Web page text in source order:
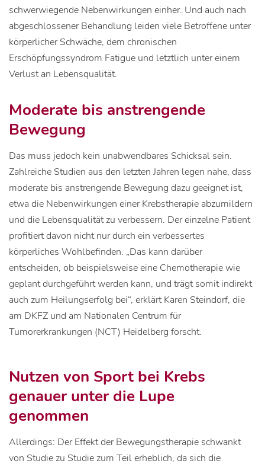
schwerwiegende Nebenwirkungen einher. Und auch nach
abgeschlossener Behandlung leiden viele Betroffene unter
körperlicher Schwäche, dem chronischen
Erschöpfungssyndrom Fatigue und letztlich unter einem
Verlust an Lebensqualität.
Moderate bis anstrengende
Bewegung
Das muss jedoch kein unabwendbares Schicksal sein.
Zahlreiche Studien aus den letzten Jahren legen nahe, dass
moderate bis anstrengende Bewegung dazu geeignet ist,
etwa die Nebenwirkungen einer Krebstherapie abzumildern
und die Lebensqualität zu verbessern. Der einzelne Patient
profitiert davon nicht nur durch ein verbessertes
körperliches Wohlbefinden. „Das kann darüber
entscheiden, ob beispielsweise eine Chemotherapie wie
geplant durchgeführt werden kann, und trägt somit indirekt
auch zum Heilungserfolg bei“, erklärt Karen Steindorf, die
am DKFZ und am Nationalen Centrum für
Tumorerkrankungen (NCT) Heidelberg forscht.
Nutzen von Sport bei Krebs
genauer unter die Lupe
genommen
Allerdings: Der Effekt der Bewegungstherapie schwankt
von Studie zu Studie zum Teil erheblich, da sich die